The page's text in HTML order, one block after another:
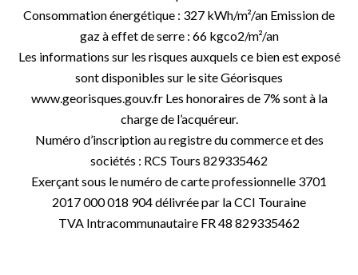
Consommation énergétique : 327 kWh/m²/an Emission de
gaz à effet de serre : 66 kgco2/m²/an
Les informations sur les risques auxquels ce bien est exposé
sont disponibles sur le site Géorisques
www.georisques.gouv.fr Les honoraires de 7% sont à la
charge de l’acquéreur.
Numéro d’inscription au registre du commerce et des
sociétés : RCS Tours 829335462
Exerçant sous le numéro de carte professionnelle 3701
2017 000 018 904 délivrée par la CCI Touraine
TVA Intracommunautaire FR 48 829335462